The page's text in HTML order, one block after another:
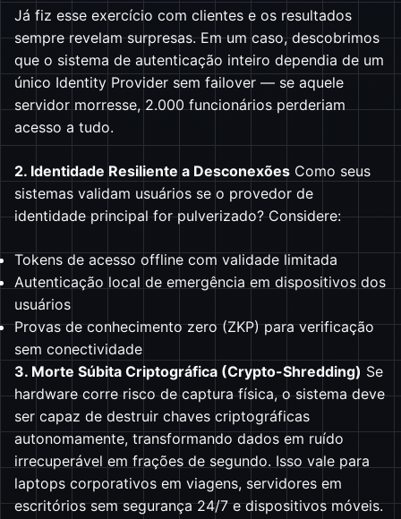
Já fiz esse exercício com clientes e os resultados
sempre revelam surpresas. Em um caso, descobrimos
que o sistema de autenticação inteiro dependia de um
único Identity Provider sem failover — se aquele
servidor morresse, 2.000 funcionários perderiam
acesso a tudo.
2. Identidade Resiliente a Desconexões Como seus
sistemas validam usuários se o provedor de
identidade principal for pulverizado? Considere:
Tokens de acesso offline com validade limitada
Autenticação local de emergência em dispositivos dos
usuários
Provas de conhecimento zero (ZKP) para verificação
sem conectividade
3. Morte Súbita Criptográfica (Crypto-Shredding) Se
hardware corre risco de captura física, o sistema deve
ser capaz de destruir chaves criptográficas
autonomamente, transformando dados em ruído
irrecuperável em frações de segundo. Isso vale para
laptops corporativos em viagens, servidores em
escritórios sem segurança 24/7 e dispositivos móveis.